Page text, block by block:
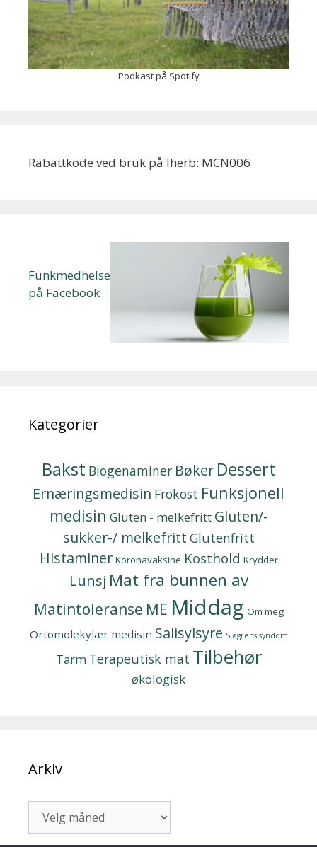
Podkast på Spotify
Rabattkode ved bruk på Iherb: MCN006
Funkmedhelse
på Facebook
Kategorier
Bakst Biogenaminer Bøker Dessert
Ernæringsmedisin Frokost Funksjonell
medisin Gluten - melkefritt Gluten/-
sukker-/ melkefritt Glutenfritt
Histaminer Koronavaksine Kosthold Krydder
Lunsj Mat fra bunnen av
Matintoleranse ME Middag Om meg
Ortomolekylær medisin Salisylsyre Sjøgrens syndom
Tarm Terapeutisk mat Tilbehør
økologisk
Arkiv